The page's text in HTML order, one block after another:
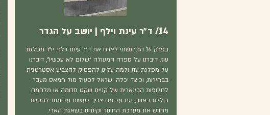
14/ ד״ר עינת וילף | יושב על הגדר
בפרק 14 התרגשתי לארח את ד״ר עינת וילף, יו״ר מפלגת
עוז. דיברנו על ספרה המעולה ״שלום לא עכשיו״ֿ, דיברנו
על מפלגת עוז ולמה עלינו להפסיק להצביע אסטרטגית
בבחירות, וכיצד יכלה ישראל לפעול מול חמאס מעבר
לחלופות הבינארית של קניית שקט מדומה או מלחמה
כוללת באויב, וגם על מה צריך לעשות על מנת להחיות
מחדש את מערכת החינוך וקינחנו בשאגת הארי.